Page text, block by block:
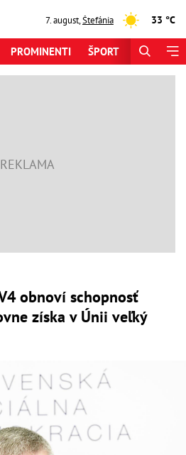
7. august,Štefánia 33 °C
PROMINENTI ŠPORT
obnoví schopnosť
získa v Únii veľký